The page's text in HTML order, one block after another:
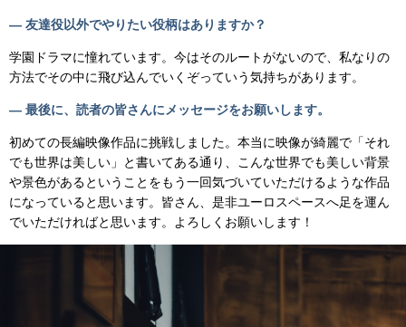
— 友達役以外でやりたい役柄はありますか？
学園ドラマに憧れています。今はそのルートがないので、私なりの
方法でその中に飛び込んでいくぞっていう気持ちがあります。
— 最後に、読者の皆さんにメッセージをお願いします。
初めての長編映像作品に挑戦しました。本当に映像が綺麗で「それ
でも世界は美しい」と書いてある通り、こんな世界でも美しい背景
や景色があるということをもう一回気づいていただけるような作品
になっていると思います。皆さん、是非ユーロスペースへ足を運ん
でいただければと思います。よろしくお願いします！